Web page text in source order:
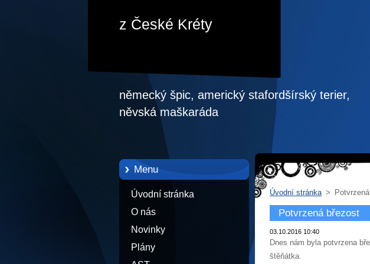
z České Kréty
německý špic, americký stafordšírský terier,
něvská maškaráda
Menu
Úvodní stránka
O nás
Novinky
Plány
Úvodní stránka >
Potvrzená březost
03.10.2016 10:40
Dnes nám byla potvrzena
štěňátka.